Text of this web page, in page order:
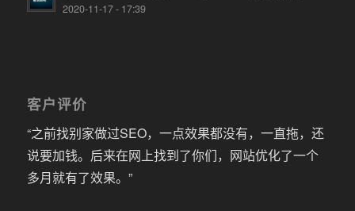
2020-11-17 - 17:39
客户评价
“之前找别家做过SEO，一点效果都没有，一直拖，还
说要加钱。后来在网上找到了你们，网站优化了一个
多月就有了效果。”